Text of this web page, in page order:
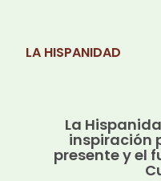
LA HISPANIDAD
La
inspiración
presente y el